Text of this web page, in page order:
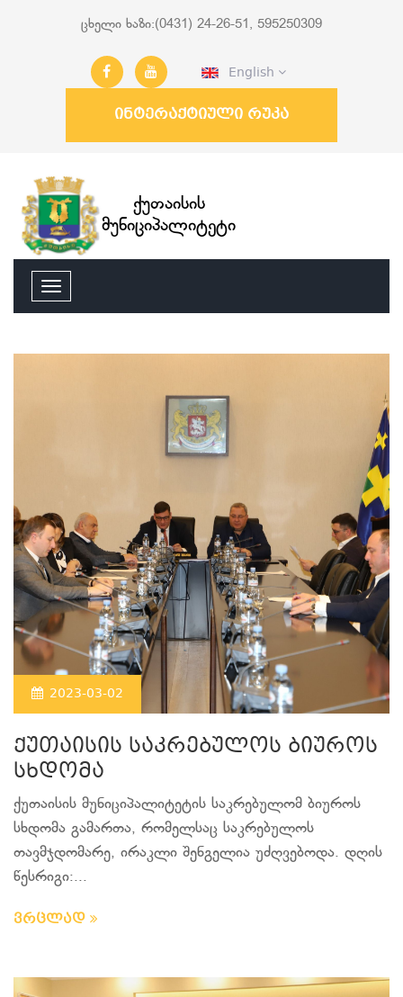
ცხელი ხაზი:(0431) 24-26-51, 595250309
English
ინტერაქტიული რუკა
ქუთაისის
მუნიციპალიტეტი
2023-03-02
ქუთაისის საკრებულოს ბიუროს
სხდომა
ქუთაისის მუნიციპალიტეტის საკრებულომ ბიუროს
სხდომა გამართა, რომელსაც საკრებულოს
თავმჯდომარე, ირაკლი შენგელია უძღვებოდა. დღის
წესრიგი:...
ვრცლად